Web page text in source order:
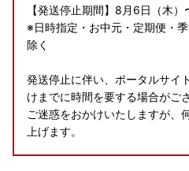
【発送停止期間】8月6日（木）
※日時指定・お中元・定期便・
除く
発送停止に伴い、ポータルサイ
けまでに時間を要する場合がご
ご迷惑をおかけいたしますが、
上げます。